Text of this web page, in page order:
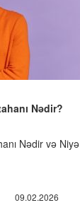
Nədir?
Nədir və Niyə
09.02.2026